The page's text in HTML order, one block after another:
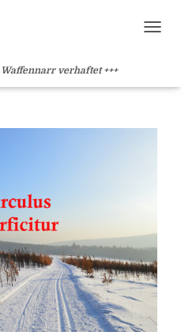
verhaftet +++